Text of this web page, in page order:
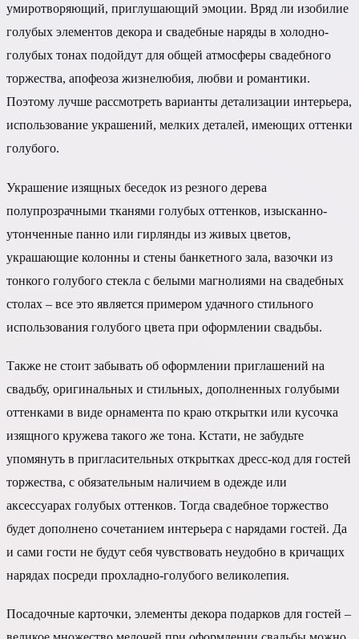
умиротворяющий, приглушающий эмоции. Вряд ли изобилие
голубых элементов декора и свадебные наряды в холодно-
голубых тонах подойдут для общей атмосферы свадебного
торжества, апофеоза жизнелюбия, любви и романтики.
Поэтому лучше рассмотреть варианты детализации интерьера,
использование украшений, мелких деталей, имеющих оттенки
голубого.
Украшение изящных беседок из резного дерева
полупрозрачными тканями голубых оттенков, изысканно-
утонченные панно или гирлянды из живых цветов,
украшающие колонны и стены банкетного зала, вазочки из
тонкого голубого стекла с белыми магнолиями на свадебных
столах – все это является примером удачного стильного
использования голубого цвета при оформлении свадьбы.
Также не стоит забывать об оформлении приглашений на
свадьбу, оригинальных и стильных, дополненных голубыми
оттенками в виде орнамента по краю открытки или кусочка
изящного кружева такого же тона. Кстати, не забудьте
упомянуть в пригласительных открытках дресс-код для гостей
торжества, с обязательным наличием в одежде или
аксессуарах голубых оттенков. Тогда свадебное торжество
будет дополнено сочетанием интерьера с нарядами гостей. Да
и сами гости не будут себя чувствовать неудобно в кричащих
нарядах посреди прохладно-голубого великолепия.
Посадочные карточки, элементы декора подарков для гостей –